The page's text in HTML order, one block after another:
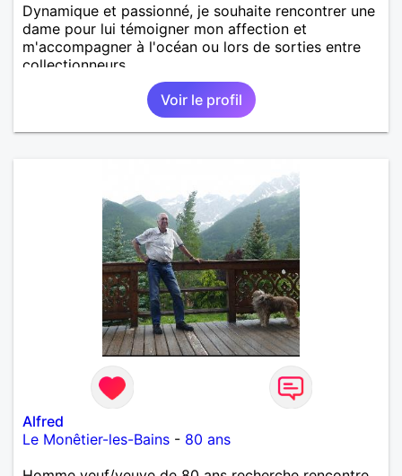
Dynamique et passionné, je souhaite rencontrer une
dame pour lui témoigner mon affection et
m'accompagner à l'océan ou lors de sorties entre
collectionneurs.
Voir le profil
Alfred
Le Monêtier-les-Bains - 80 ans